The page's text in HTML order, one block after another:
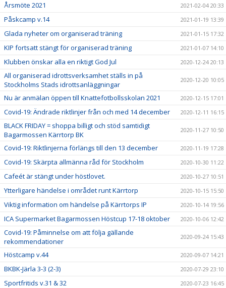
Årsmöte 2021 2021-02-04 20:33
Påskcamp v.14 2021-01-19 13:39
Glada nyheter om organiserad träning 2021-01-15 17:32
KIP fortsatt stängt för organiserad träning 2021-01-07 14:10
Klubben önskar alla en riktigt God Jul 2020-12-24 20:13
All organiserad idrottsverksamhet ställs in på
Stockholms Stads idrottsanläggningar
2020-12-20 10:05
Nu är anmälan öppen till Knattefotbollsskolan 2021 2020-12-15 17:01
Covid-19: Ändrade riktlinjer från och med 14 december 2020-12-11 16:15
BLACK FRIDAY = shoppa billigt och stöd samtidigt
Bagarmossen Kärrtorp BK
2020-11-27 10:50
Covid-19: Riktlinjerna förlängs till den 13 december 2020-11-19 17:28
Covid-19: Skärpta allmänna råd för Stockholm 2020-10-30 11:22
Cafeét är stängt under höstlovet. 2020-10-27 10:51
Ytterligare händelse i området runt Kärrtorp 2020-10-15 15:50
Viktig information om händelse på Kärrtorps IP 2020-10-14 19:56
ICA Supermarket Bagarmossen Höstcup 17-18 oktober 2020-10-06 12:42
Covid-19: Påminnelse om att följa gällande
rekommendationer
2020-09-24 15:43
Höstcamp v.44 2020-09-07 14:21
BKBK-Järla 3-3 (2-3) 2020-07-29 23:10
Sportfritids v.31 & 32 2020-07-23 16:45